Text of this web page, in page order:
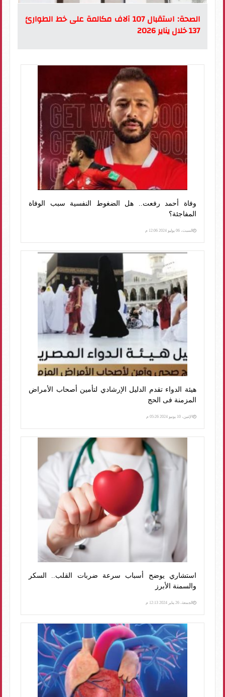
الصحة: استقبال 107 آلاف مكالمة على خط الطوارئ
137 خلال يناير 2026
وفاة أحمد رفعت.. هل الضغوط النفسية سبب الوفاة
المفاجئة؟
السبت، 06 يوليو 2024 12:06 م
هيئة الدواء تقدم الدليل الإرشادي لتأمين أصحاب الأمراض
المزمنة فى الحج
الإثنين، 10 يونيو 2024 05:26 م
استشاري يوضح أسباب سرعة ضربات القلب.. السكر
والسمنة الأبرز
الجمعة، 26 يناير 2024 12:13 م